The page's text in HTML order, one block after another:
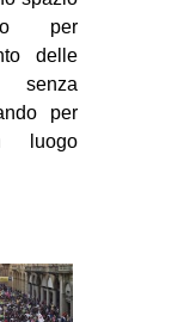
per
delle
senza
per
luogo